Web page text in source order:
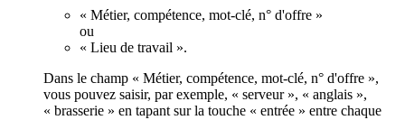
« Métier, compétence, mot-clé, n° d'offre »
ou
« Lieu de travail ».
Dans le champ « Métier, compétence, mot-clé, n° d'offre »,
vous pouvez saisir, par exemple, « serveur », « anglais »,
« brasserie » en tapant sur la touche « entrée » entre chaque